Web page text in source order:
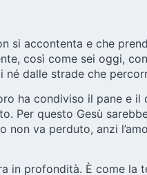
si accontenta e che
così come sei oggi,
né dalle strade che
ha condiviso il pane e
Per questo Gesù
va perduto, anzi
in profondità. È come